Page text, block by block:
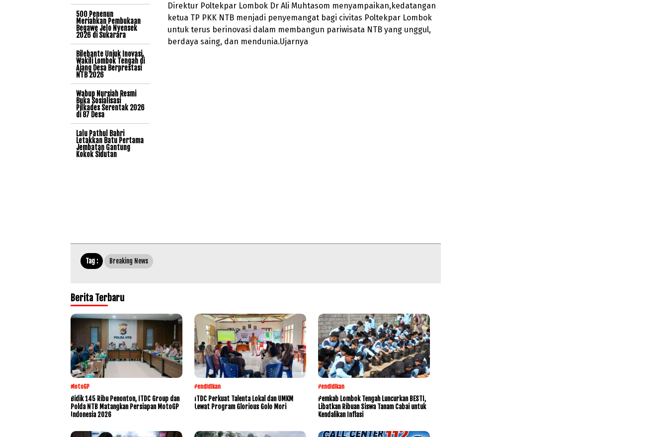
Direktur Poltekpar Lombok Dr Ali Muhtasom menyampaikan,kedatangan
ketua TP PKK NTB menjadi penyemangat bagi civitas Poltekpar Lombok
untuk terus berinovasi dalam membangun pariwisata NTB yang unggul,
berdaya saing, dan mendunia.Ujarnya
500 Penenun
Meriahkan Pembukaan
Begawe Jelo Nyensek
2026 di Sukarara
Bilebante Unjuk Inovasi,
Wakili Lombok Tengah di
Ajang Desa Berprestasi
NTB 2026
Wabup Nursiah Resmi
Buka Sosialisasi
Pilkades Serentak 2026
di 87 Desa
Lalu Pathul Bahri
Letakkan Batu Pertama
Jembatan Gantung
Kokok Sidutan
Tag : Breaking News
Berita Terbaru
MotoGP
Bidik 145 Ribu Penonton, ITDC Group dan
Polda NTB Matangkan Persiapan MotoGP
Indonesia 2026
Pendidikan
ITDC Perkuat Talenta Lokal dan UMKM
Lewat Program Glorious Golo Mori
Pendidikan
Pemkab Lombok Tengah Luncurkan BESTI,
Libatkan Ribuan Siswa Tanam Cabai untuk
Kendalikan Inflasi